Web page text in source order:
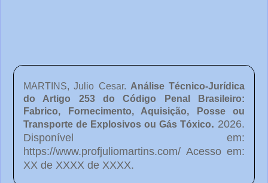
MARTINS, Julio Cesar. Análise Técnico-Jurídica
do Artigo 253 do Código Penal Brasileiro:
Fabrico, Fornecimento, Aquisição, Posse ou
Transporte de Explosivos ou Gás Tóxico. 2026.
Disponível em:
https://www.profjuliomartins.com/ Acesso em:
XX de XXXX de XXXX.